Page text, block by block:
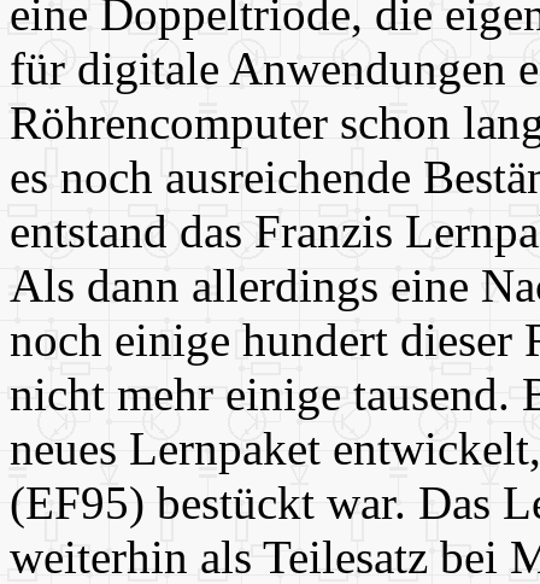
eine Doppeltriode, die
für digitale Anwendungen
Röhrencomputer schon
es noch ausreichende
entstand das Franzis
Als dann allerdings eine
noch einige hundert dieser
nicht mehr einige tausend.
neues Lernpaket
(EF95) bestückt war. Das
weiterhin als Teilesatz bei